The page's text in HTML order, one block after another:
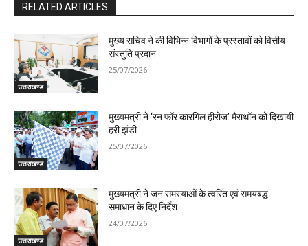
RELATED ARTICLES
उत्तराखण्ड
मुख्य सचिव ने की विभिन्न विभागों के प्रस्तावों को वित्तीय
संस्तुति प्रदान
25/07/2026
उत्तराखण्ड
मुख्यमंत्री ने ‘रन फॉर कारगिल हीरोज’ मैराथॉन को दिखायी
हरी झंडी
25/07/2026
उत्तराखण्ड
मुख्यमंत्री ने जन समस्याओं के त्वरित एवं समयबद्ध
समाधान के दिए निर्देश
24/07/2026